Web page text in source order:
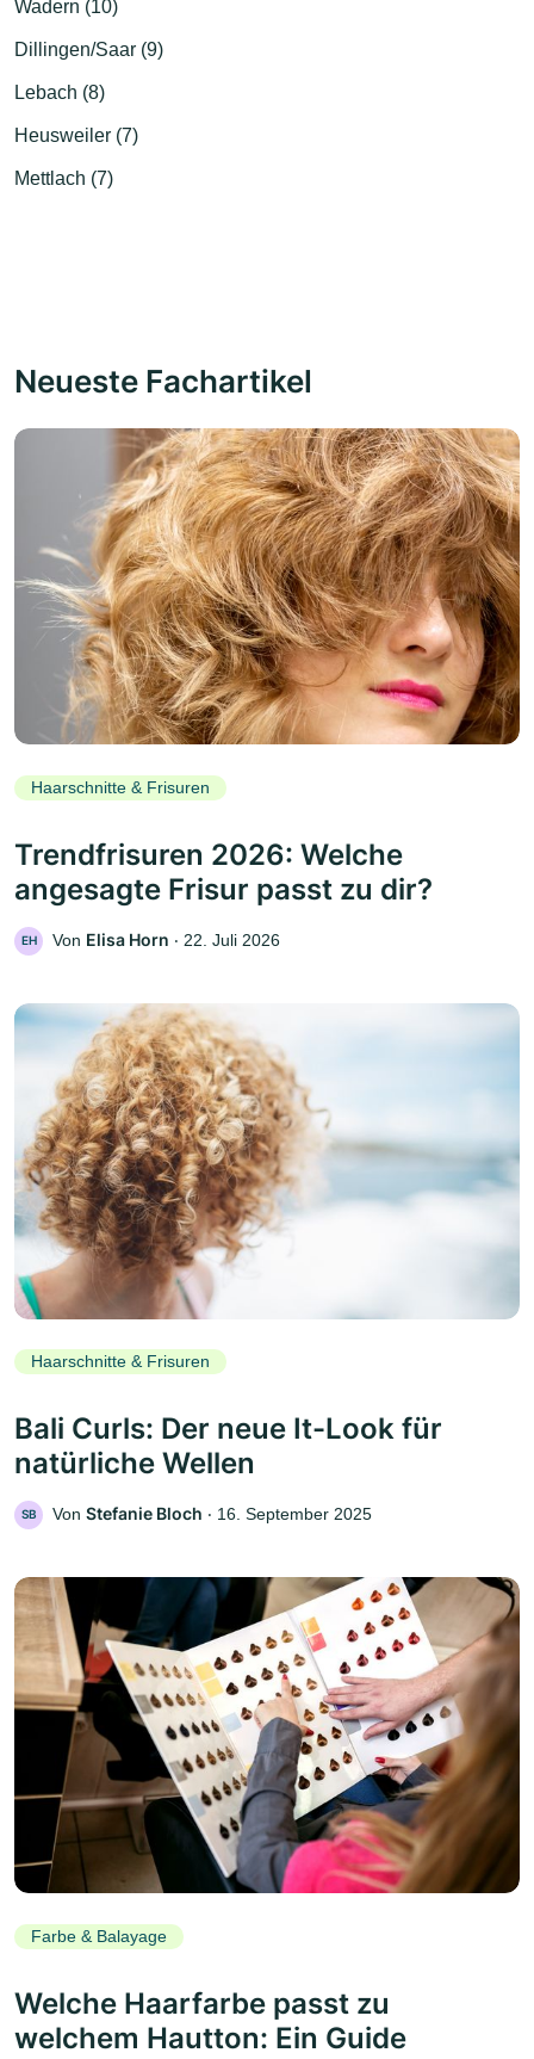
Wadern (10)
Dillingen/Saar (9)
Lebach (8)
Heusweiler (7)
Mettlach (7)
Neueste Fachartikel
Haarschnitte & Frisuren
Trendfrisuren 2026: Welche
angesagte Frisur passt zu dir?
EH Von Elisa Horn ‧ 22. Juli 2026
Haarschnitte & Frisuren
Bali Curls: Der neue It-Look für
natürliche Wellen
SB Von Stefanie Bloch ‧ 16. September 2025
Farbe & Balayage
Welche Haarfarbe passt zu
welchem Hautton: Ein Guide